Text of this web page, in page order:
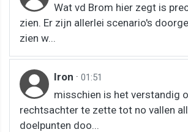
Wat vd Brom hier zegt is
zien. Er zijn allerlei scenario's
zien w...
Iron · 01:51
misschien is het verstandig
rechtsachter te zette tot no vallen
doelpunten doo...